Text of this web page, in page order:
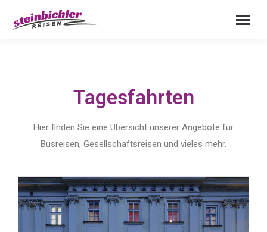
Tagesfahrten
Hier finden Sie eine Übersicht unserer Angebote für
Busreisen, Gesellschaftsreisen und vieles mehr.